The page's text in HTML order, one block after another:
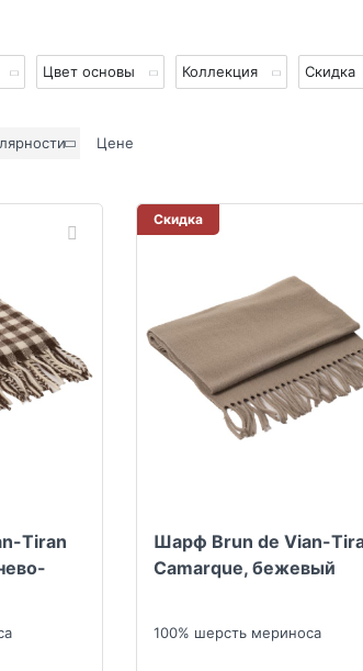
Цвет основы Коллекция Скидка
Цене
Tiran
Скидка
Шарф Brun de Vian-
Camarque, бежевый
100% шерсть мериноса